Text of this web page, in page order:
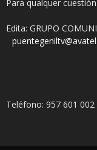
Para qualquer
Edita: GRUPO
Teléfono: 957 601 002